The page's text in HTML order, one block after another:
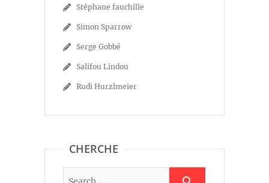
Stéphane fauchille
Simon Sparrow
Serge Gobbé
Salifou Lindou
Rudi Hurzlmeier
CHERCHE